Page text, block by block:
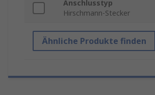
Anschlusstyp
Hirschmann-Stecker
Ähnliche Produkte finden